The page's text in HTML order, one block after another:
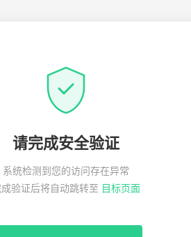
请完成安全验证
系统检测到您的访问存在异常
成验证后将自动跳转至 目标页面